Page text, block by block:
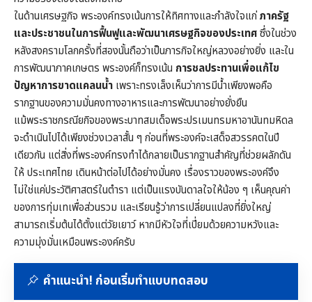
ในด้านเศรษฐกิจ พระองค์ทรงเน้นการให้ทิศทางและกำลังใจแก่ภาครัฐ
และประชาชนในการฟื้นฟูและพัฒนาเศรษฐกิจของประเทศซึ่งในช่วง
หลังสงครามโลกครั้งที่สองนั้นถือว่าเป็นภารกิจใหญ่หลวงอย่างยิ่ง และใน
การพัฒนาภาคเกษตร พระองค์ก็ทรงเน้น การชลประทานเพื่อแก้ไข
ปัญหาการขาดแคลนน้ำ เพราะทรงเล็งเห็นว่าการมีน้ำเพียงพอคือ
รากฐานของความมั่นคงทางอาหารและการพัฒนาอย่างยั่งยืน
แม้พระราชกรณียกิจของพระบาทสมเด็จพระปรเมนทรมหาอานันทมหิดล
จะดำเนินไปได้เพียงช่วงเวลาสั้น ๆ ก่อนที่พระองค์จะเสด็จสวรรคตในปี
เดียวกัน แต่สิ่งที่พระองค์ทรงทำได้กลายเป็นรากฐานสำคัญที่ช่วยผลักดัน
ให้ ประเทศไทย เดินหน้าต่อไปได้อย่างมั่นคง เรื่องราวของพระองค์จึง
ไม่ใช่แค่ประวัติศาสตร์ในตำรา แต่เป็นแรงบันดาลใจให้น้อง ๆ เห็นคุณค่า
ของการทุ่มเทเพื่อส่วนรวม และเรียนรู้ว่าการเปลี่ยนแปลงที่ยิ่งใหญ่
สามารถเริ่มต้นได้ตั้งแต่วัยเยาว์ หากมีหัวใจที่เปี่ยมด้วยความหวังและ
ความมุ่งมั่นเหมือนพระองค์ครับ
คำแนะนำ! ก่อนเริ่มทำแบบทดสอบ